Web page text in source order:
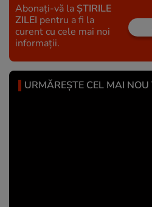
Abonați-vă la ȘTIRILE
ZILEI pentru a fi la
curent cu cele mai noi
informații.
URMĂREȘTE CEL MAI NOU